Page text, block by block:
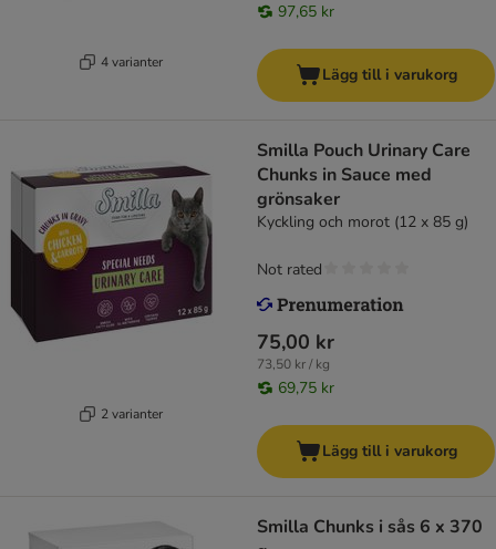
4 varianter
97,65 kr
Lägg till i varukorg
2 varianter
Smilla Pouch Urinary Care
Chunks in Sauce med
grönsaker
Kyckling och morot (12 x 85 g)
75,00 kr
73,50 kr / kg
69,75 kr
Not rated
Lägg till i varukorg
Smilla Chunks i sås 6 x 370